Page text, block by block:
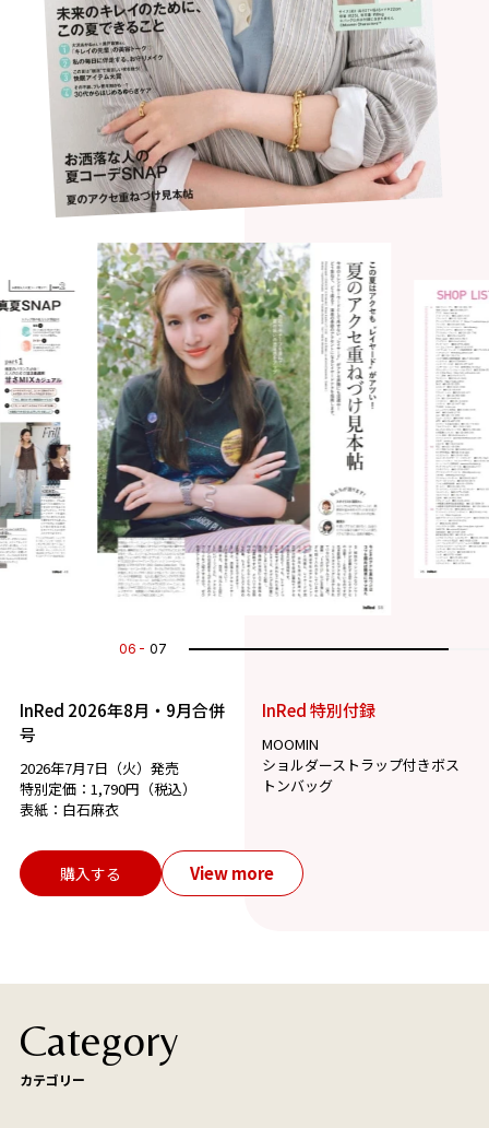
07 07
InRed 2026年8月・9月合併
号
2026年7月7日（火）発売
特別定価：1,790円（税込）
表紙：白石麻衣
InRed 特別付録
MOOMIN
ショルダーストラップ付きボス
トンバッグ
購入する View more
Category
カテゴリー